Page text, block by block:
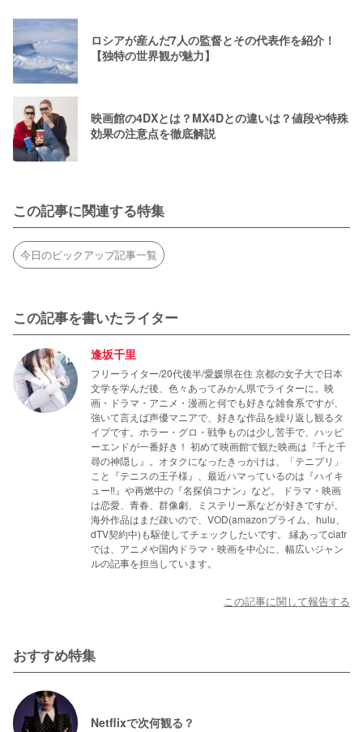
ロシアが産んだ7人の監督とその代表作を紹介！
【独特の世界観が魅力】
映画館の4DXとは？MX4Dとの違いは？値段や特殊
効果の注意点を徹底解説
この記事に関連する特集
今日のピックアップ記事一覧
この記事を書いたライター
逢坂千里
フリーライター/20代後半/愛媛県在住 京都の女子大で日本
文学を学んだ後、色々あってみかん県でライターに。映
画・ドラマ・アニメ・漫画と何でも好きな雑食系ですが、
強いて言えば声優マニアで、好きな作品を繰り返し観るタ
イプです。ホラー・グロ・戦争ものは少し苦手で、ハッピ
ーエンドが一番好き！ 初めて映画館で観た映画は『千と千
尋の神隠し』。オタクになったきっかけは、「テニプリ」
こと『テニスの王子様』、最近ハマっているのは『ハイキ
ュー‼』や再燃中の『名探偵コナン』など。 ドラマ・映画
は恋愛、青春、群像劇、ミステリー系などが好きですが、
海外作品はまだ疎いので、VOD(amazonプライム、hulu、
dTV契約中)も駆使してチェックしたいです。 縁あってciatr
では、アニメや国内ドラマ・映画を中心に、幅広いジャン
ルの記事を担当しています。
この記事に関して報告する
おすすめ特集
Netflixで次何観る？